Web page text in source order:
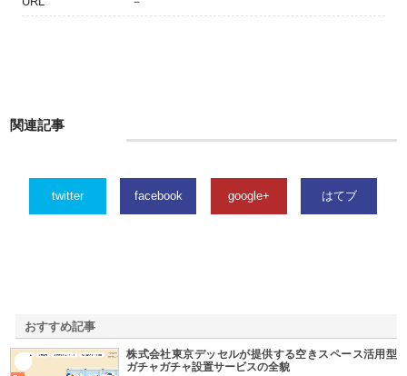
関連記事
twitter facebook google+ はてブ
おすすめ記事
株式会社東京デッセルが提供する空きスペース活用型
ガチャガチャ設置サービスの全貌